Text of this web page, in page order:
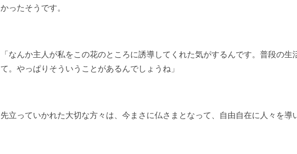
かったそうです。
「なんか主人が私をこの花のところに誘導してくれた気がするんです。普段の
て。やっぱりそういうことがあるんでしょうね」
先立っていかれた大切な方々は、今まさに仏さまとなって、自由自在に人々を導